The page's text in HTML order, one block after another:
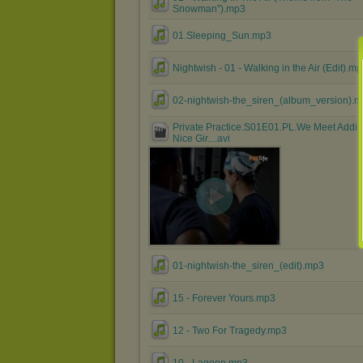
Snowman'').mp3
01.Sleeping_Sun.mp3
Nightwish - 01 - Walking in the Air (Edit).mp3
02-nightwish-
Private Practice.S01E01.PL.We Meet
Nice Gir....avi
01-nightwish-the_siren_(edit).mp3
15 - Forever Yours.mp3
12 - Two For Tragedy.mp3